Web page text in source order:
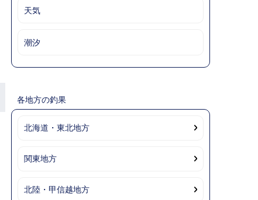
天気
潮汐
各地方の釣果
北海道・東北地方
関東地方
北陸・甲信越地方